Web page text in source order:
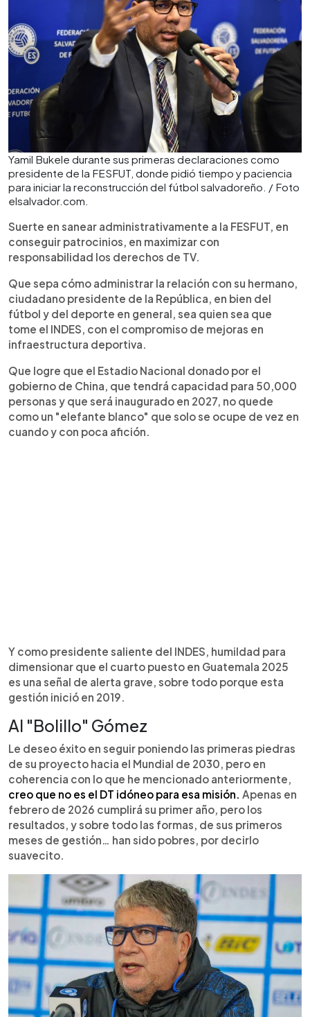
Yamil Bukele durante sus primeras declaraciones como
presidente de la FESFUT, donde pidió tiempo y paciencia
para iniciar la reconstrucción del fútbol salvadoreño. / Foto
elsalvador.com.
Suerte en sanear administrativamente a la FESFUT, en
conseguir patrocinios, en maximizar con
responsabilidad los derechos de TV.
Que sepa cómo administrar la relación con su hermano,
ciudadano presidente de la República, en bien del
fútbol y del deporte en general, sea quien sea que
tome el INDES, con el compromiso de mejoras en
infraestructura deportiva.
Que logre que el Estadio Nacional donado por el
gobierno de China, que tendrá capacidad para 50,000
personas y que será inaugurado en 2027, no quede
como un "elefante blanco" que solo se ocupe de vez en
cuando y con poca afición.
Y como presidente saliente del INDES, humildad para
dimensionar que el cuarto puesto en Guatemala 2025
es una señal de alerta grave, sobre todo porque esta
gestión inició en 2019.
Al "Bolillo" Gómez
Le deseo éxito en seguir poniendo las primeras piedras
de su proyecto hacia el Mundial de 2030, pero en
coherencia con lo que he mencionado anteriormente,
creo que no es el DT idóneo para esa misión. Apenas en
febrero de 2026 cumplirá su primer año, pero los
resultados, y sobre todo las formas, de sus primeros
meses de gestión… han sido pobres, por decirlo
suavecito.